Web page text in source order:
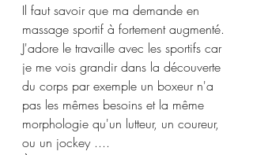
Il faut savoir que ma demande en
massage sportif à fortement augmenté.
J'adore le travaille avec les sportifs car
je me vois grandir dans la découverte
du corps par exemple un boxeur n'a
pas les mêmes besoins et la même
morphologie qu'un lutteur, un coureur,
ou un jockey ....